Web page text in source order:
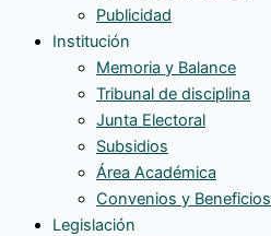
Publicidad
Institución
Memoria y Balance
Tribunal de disciplina
Junta Electoral
Subsidios
Área Académica
Convenios y Beneficios
Legislación